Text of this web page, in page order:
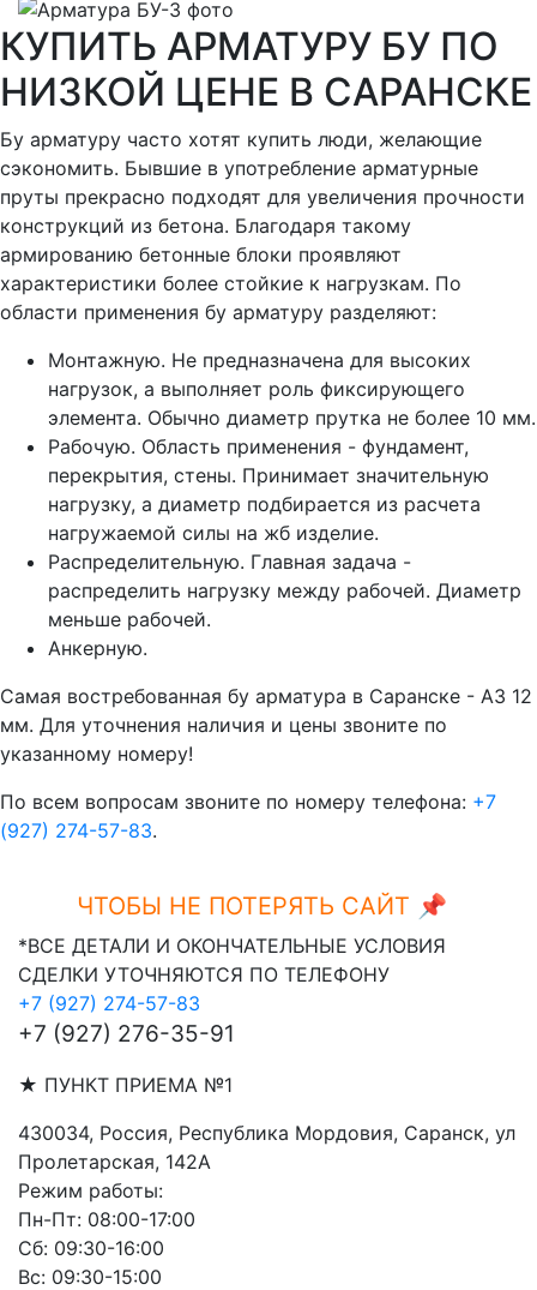
КУПИТЬ АРМАТУРУ БУ ПО
НИЗКОЙ ЦЕНЕ В САРАНСКЕ
Бу арматуру часто хотят купить люди, желающие
сэкономить. Бывшие в употребление арматурные
пруты прекрасно подходят для увеличения прочности
конструкций из бетона. Благодаря такому
армированию бетонные блоки проявляют
характеристики более стойкие к нагрузкам. По
области применения бу арматуру разделяют:
Монтажную. Не предназначена для высоких
нагрузок, а выполняет роль фиксирующего
элемента. Обычно диаметр прутка не более 10 мм.
Рабочую. Область применения - фундамент,
перекрытия, стены. Принимает значительную
нагрузку, а диаметр подбирается из расчета
нагружаемой силы на жб изделие.
Распределительную. Главная задача -
распределить нагрузку между рабочей. Диаметр
меньше рабочей.
Анкерную.
Самая востребованная бу арматура в Саранске - А3 12
мм. Для уточнения наличия и цены звоните по
указанному номеру!
По всем вопросам звоните по номеру телефона: +7
(927) 274-57-83.
ЧТОБЫ НЕ ПОТЕРЯТЬ САЙТ 📌Ctrl+D
*ВСЕ ДЕТАЛИ И ОКОНЧАТЕЛЬНЫЕ УСЛОВИЯ
СДЕЛКИ УТОЧНЯЮТСЯ ПО ТЕЛЕФОНУ
+7 (927) 274-57-83
+7 (927) 276-35-91
★ ПУНКТ ПРИЕМА №1
430034, Россия, Республика Мордовия, Саранск, ул
Пролетарская, 142А
Режим работы:
Пн-Пт: 08:00-17:00
Сб: 09:30-16:00
Вс: 09:30-15:00